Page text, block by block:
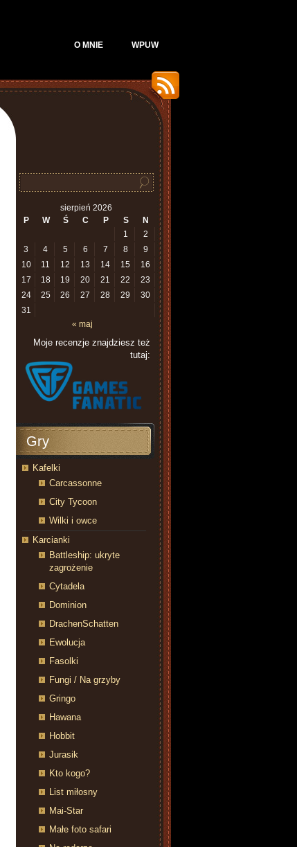
O MNIE WPUW
sierpień 2026
P
W Ś C P S
N
1
2
3
4 5 6 7 8
9
10
11 12 13 14 15
16
17
18 19 20 21 22
23
24
25 26 27 28 29
30
31
« maj
Moje recenzje znajdziesz też
tutaj:
Gry
Kafelki
Carcassonne
City Tycoon
Wilki i owce
Karcianki
Battleship: ukryte
zagrożenie
Cytadela
Dominion
DrachenSchatten
Ewolucja
Fasolki
Fungi / Na grzyby
Gringo
Hawana
Hobbit
Jurasik
Kto kogo?
List miłosny
Mai-Star
Małe foto safari